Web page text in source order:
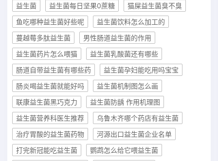
益生菌 益生菌每日坚果0蔗糖
猫屎益生菌臭不臭
鱼吃哪种益生菌好些呢
益生菌饮料怎么加工的
蔓越莓多肽益生菌
男性肠道益生菌的作用
益生菌药片怎么喂猫
益生菌乳酸菌还有哪些
肠道自带益生菌有哪些药
益生菌孕妇能吃用吗宝宝
肠炎喝益生菌就能好吗
益生菌机制图怎么画
联康益生菌黑巧克力
益生菌防龋 作用机理图
益生菌营养科医生推荐
乌鲁木齐哪个药店有益生菌
治疗胃酸的益生菌药物
河源出口益生菌企业名单
打完新冠能吃益生菌
鹦鹉怎么给它喂益生菌